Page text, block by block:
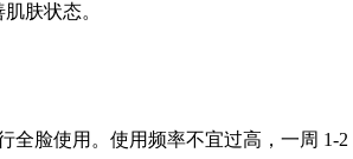
肤状态。
全脸使用。使用频率不宜过高，一周 1-2